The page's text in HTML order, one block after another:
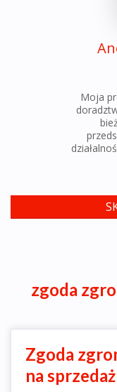
Moja
zgoda
Zgoda
na